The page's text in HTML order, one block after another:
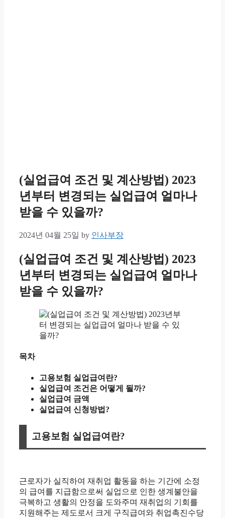
(실업급여 조건 및 계산방법) 2023
년부터 변경되는 실업급여 얼마나
받을 수 있을까?
2024년 04월 25일 by 인사부장
(실업급여 조건 및 계산방법) 2023
년부터 변경되는 실업급여 얼마나
받을 수 있을까?
목차
고용보험 실업급여란?
실업급여 조건은 어떻게 될까?
실업급여 금액
실업급여 신청방법?
고용보험 실업급여란?
근로자가 실직하여 재취업 활동을 하는 기간에 소정
의 급여를 지급함으로써 실업으로 인한 생계불안을
극복하고 생활의 안정을 도와주며 재취업의 기회를
지원해주는 제도로서 크게 구직급여와 취업촉진수당